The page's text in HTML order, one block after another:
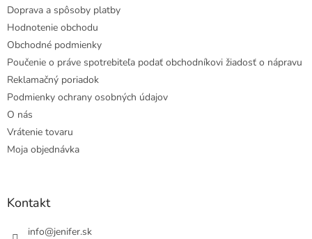
Doprava a spôsoby platby
Hodnotenie obchodu
Obchodné podmienky
Poučenie o práve spotrebiteľa podať obchodníkovi žiadosť o nápravu
Reklamačný poriadok
Podmienky ochrany osobných údajov
O nás
Vrátenie tovaru
Moja objednávka
Kontakt
info@jenifer.sk